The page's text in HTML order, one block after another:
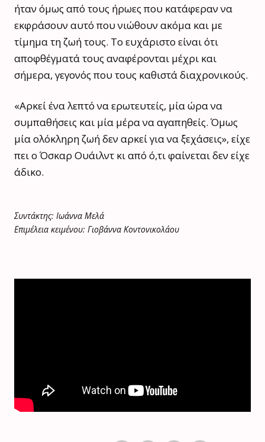
ήταν όμως από τους ήρωες που κατάφεραν να
εκφράσουν αυτό που νιώθουν ακόμα και με
τίμημα τη ζωή τους. Το ευχάριστο είναι ότι
αποφθέγματά τους αναφέρονται μέχρι και
σήμερα, γεγονός που τους καθιστά διαχρονικούς.
«Αρκεί ένα λεπτό να ερωτευτείς, μία ώρα να
συμπαθήσεις και μία μέρα να αγαπηθείς. Όμως
μία ολόκληρη ζωή δεν αρκεί για να ξεχάσεις», είχε
πει ο Όσκαρ Ουάιλντ κι από ό,τι φαίνεται δεν είχε
άδικο.
Συντάκτης: Ιωάννα Μελά
Επιμέλεια κειμένου: Γιοβάννα Κοντονικολάου